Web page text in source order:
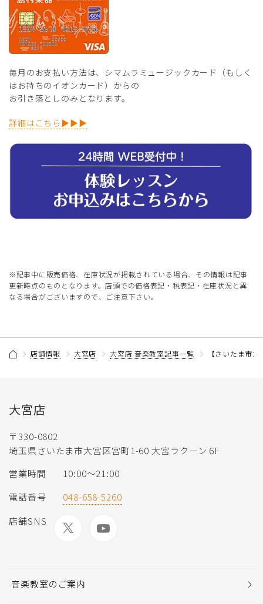
毎月のお支払い方法は、シマムラミュージックカード（もしく
はお持ちのイオンカード）からの
お引き落としのみとなります。
詳細はこちら▶▶▶
※記事中に販売価格、在庫状況が掲載されている場合、その情報は記事
更新時点のものとなります。店頭での価格表記・税表記・在庫状況と異
なる場合がございますので、ご注意下さい。
店舗情報 大宮店 大宮店 音楽教室記事一覧 【さいたま市
大宮店
〒330-0802
埼玉県さいたま市大宮区宮町1-60 大宮ラクーン 6F
営業時間
10:00～21:00
電話番号
048-658-5260
店舗SNS
音楽教室のご案内